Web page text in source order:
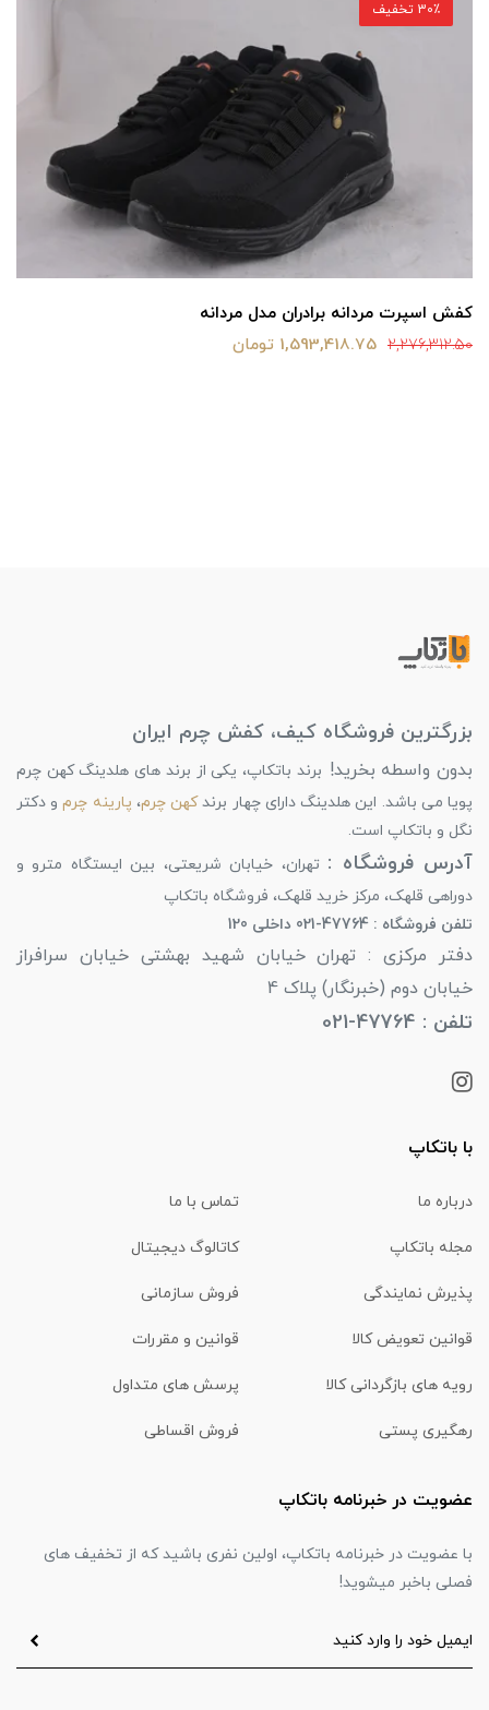
کفش اسپرت مردانه برادران مدل مردانه
2,276,312.50 1,593,418.75 تومان
30٪ تخفیف
بزرگترین فروشگاه کیف، کفش چرم ایران
بدون واسطه بخرید! برند باتکاپ، یکی از برند های هلدینگ کهن چرم
پویا می باشد. این هلدینگ دارای چهار برندکهن چرم، پارینه چرمو دکتر
نگل و باتکاپ است.
آدرس فروشگاه : تهران، خیابان شریعتی، بین ایستگاه مترو و
دوراهی قلهک، مرکز خرید قلهک، فروشگاه باتکاپ
تلفن فروشگاه : 47764-021 داخلی 120
دفتر مرکزی : تهران خیابان شهید بهشتی خیابان سرافراز
خیابان دوم (خبرنگار) پلاک 4
تلفن : 47764-021
با باتکاپ
درباره ما تماس با ما
مجله باتکاپ کاتالوگ دیجیتال
پذیرش نمایندگی فروش سازمانی
قوانین تعویض کالا قوانین و مقررات
رویه های بازگردانی کالا پرسش های متداول
رهگیری پستی فروش اقساطی
عضویت در خبرنامه باتکاپ
با عضویت در خبرنامه باتکاپ، اولین نفری باشید که از تخفیف های
فصلی باخبر میشوید!